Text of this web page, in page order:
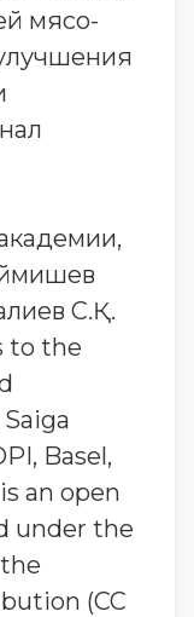
мясо-
С.Қ.
to the
Basel,
an open
under the
(CC